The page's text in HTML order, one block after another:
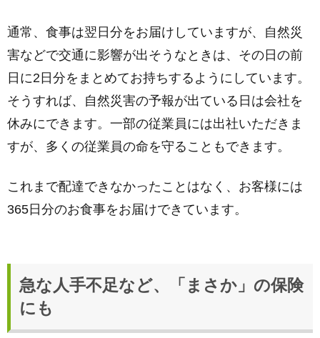
通常、食事は翌日分をお届けしていますが、自然災
害などで交通に影響が出そうなときは、その日の前
日に2日分をまとめてお持ちするようにしています。
そうすれば、自然災害の予報が出ている日は会社を
休みにできます。一部の従業員には出社いただきま
すが、多くの従業員の命を守ることもできます。
これまで配達できなかったことはなく、お客様には
365日分のお食事をお届けできています。
急な人手不足など、「まさか」の保険
にも